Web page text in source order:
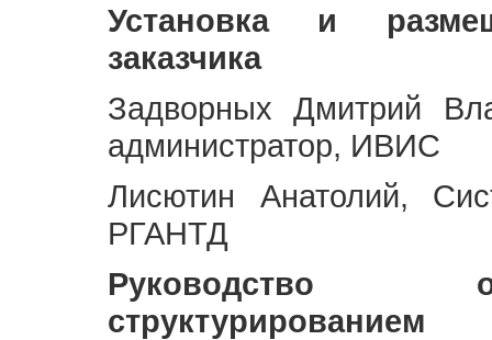
Установка и
заказчика
Задворных Дмитрий
администратор, ИВИС
Лисютин Анатолий,
РГАНТД
Руководство
структурированием